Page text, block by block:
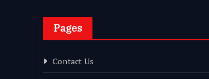
Pages
Contact Us